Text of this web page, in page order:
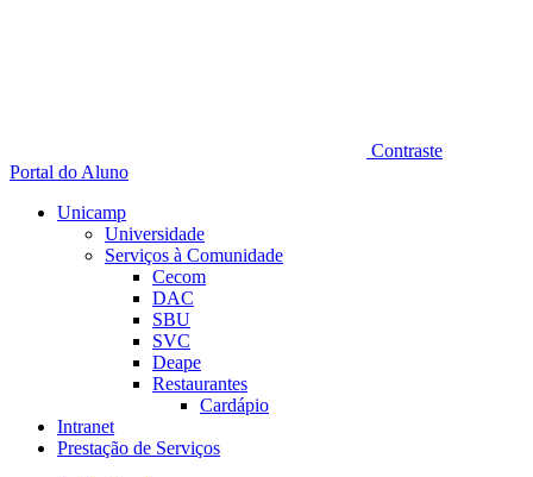
Contraste
Portal do Aluno
Unicamp
Universidade
Serviços à Comunidade
Cecom
DAC
SBU
SVC
Deape
Restaurantes
Cardápio
Intranet
Prestação de Serviços